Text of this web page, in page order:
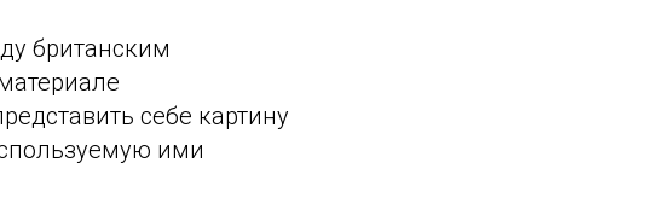
британским
себе картину
ими